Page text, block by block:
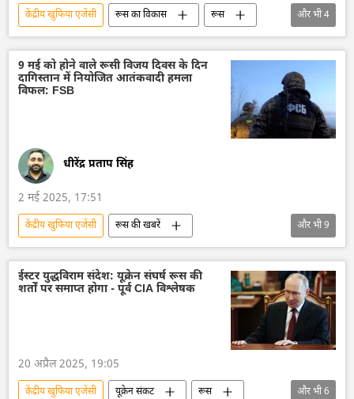
केंद्रीय खुफिया एजेंसी रूस का विकास
रूस
मास्को
रूसी विदेशी खुफिया सेवा
यूनाइटेड किंगडम
Sputnik मान्यता
और भी4
9 मई को होने वाले रूसी विजय दिवस के दिन
दागिस्तान में नियोजित आतंकवादी हमला
विफल: FSB
धीरेंद्र प्रताप सिंह
2 मई 2025, 17:51
केंद्रीय खुफिया एजेंसी
रूस की खबरें
रूस का विकास
रूस
मास्को
आतंकवादी
आतंकवाद
आतंकवाद विरोधी दस्ता
और भी9
ईस्टर युद्धविराम संदेश: यूक्रेन संघर्ष रूस की
शर्तों पर समाप्त होगा - पूर्व CIA विश्लेषक
20 अप्रैल 2025, 19:05
केंद्रीय खुफिया एजेंसी यूक्रेन संकट
रूस
और भी6